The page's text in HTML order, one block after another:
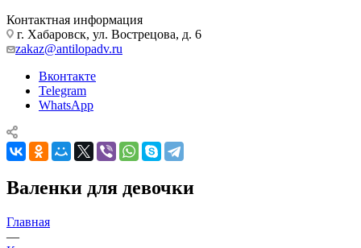
Контактная информация
г. Хабаровск, ул. Вострецова, д. 6
zakaz@antilopadv.ru
Вконтакте
Telegram
WhatsApp
Валенки для девочки
Главная
—